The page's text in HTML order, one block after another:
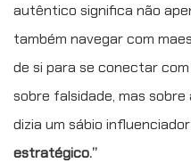
autêntico significa não
também navegar com
de si para se conectar
sobre falsidade, mas
dizia um sábio
estratégico.”